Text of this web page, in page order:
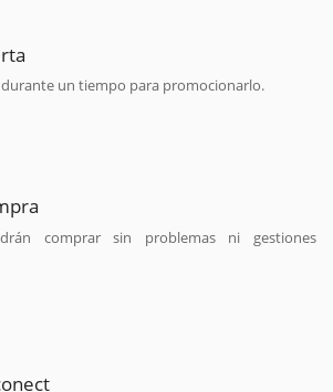
un tiempo para promocionarlo.
comprar sin problemas ni gestiones